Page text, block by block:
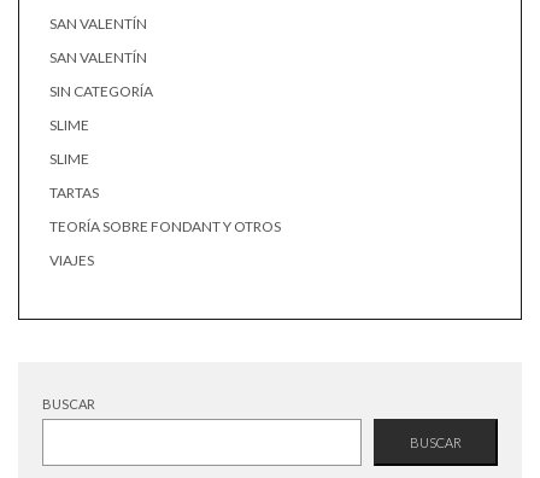
SAN VALENTÍN
SAN VALENTÍN
SIN CATEGORÍA
SLIME
SLIME
TARTAS
TEORÍA SOBRE FONDANT Y OTROS
VIAJES
BUSCAR
BUSCAR